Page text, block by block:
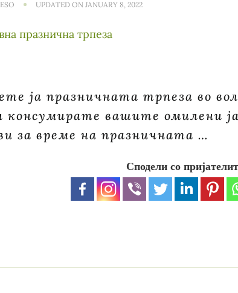
UPDATED ON JANUARY 8, 2022
ја празничната трпеза во
консумирате вашите омилени
за време на празничната …
Сподели со